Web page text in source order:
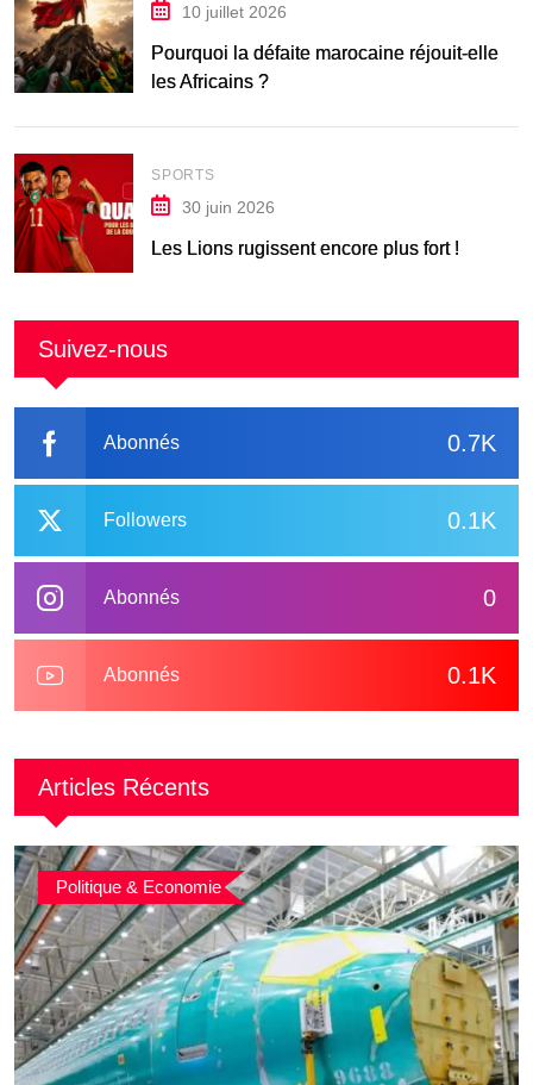
10 juillet 2026
Pourquoi la défaite marocaine réjouit-elle
les Africains ?
SPORTS
30 juin 2026
Les Lions rugissent encore plus fort !
Suivez-nous
0.7K
Abonnés
0.1K
Followers
0
Abonnés
0.1K
Abonnés
Articles Récents
Politique & Economie